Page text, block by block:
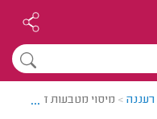
רעננה > מיסוי מטבעות ...